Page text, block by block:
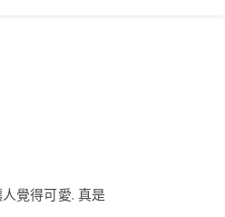
覺得可愛. 真是